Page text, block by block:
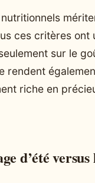
ces critères ont
sur le
rendent
riche en
d’été